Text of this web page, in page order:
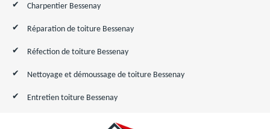
Charpentier Bessenay
Réparation de toiture Bessenay
Réfection de toiture Bessenay
Nettoyage et démoussage de toiture Bessenay
Entretien toiture Bessenay